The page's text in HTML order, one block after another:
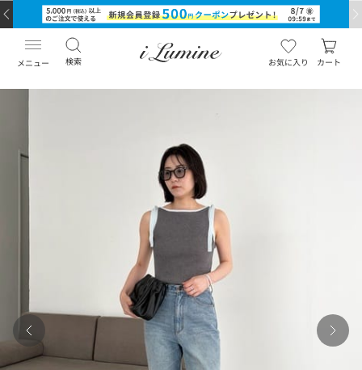
メニュー 検索 お気に入り カート